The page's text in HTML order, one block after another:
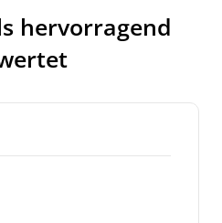
hervorragend
senden
wie wir Ihre Daten für